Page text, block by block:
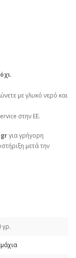
όχι.
με γλυκό νερό και
στην ΕΕ.
για γρήγορη
μετά την
γρ.